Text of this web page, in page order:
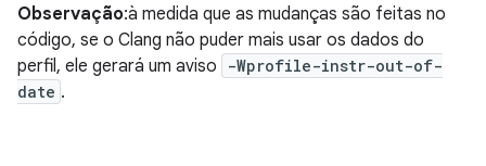
Observação:à medida que as mudanças são feitas no
código, se o Clang não puder mais usar os dados do
perfil, ele gerará um aviso
-Wprofile-instr-out-of-
date .